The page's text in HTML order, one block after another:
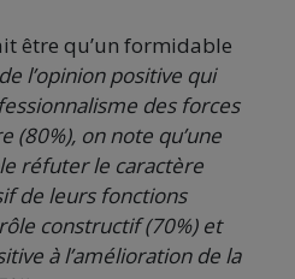
être qu’un formidable
l’opinion positive qui
des forces
(80%), on note qu’une
réfuter le caractère
de leurs fonctions
constructif (70%) et
à l’amélioration de la